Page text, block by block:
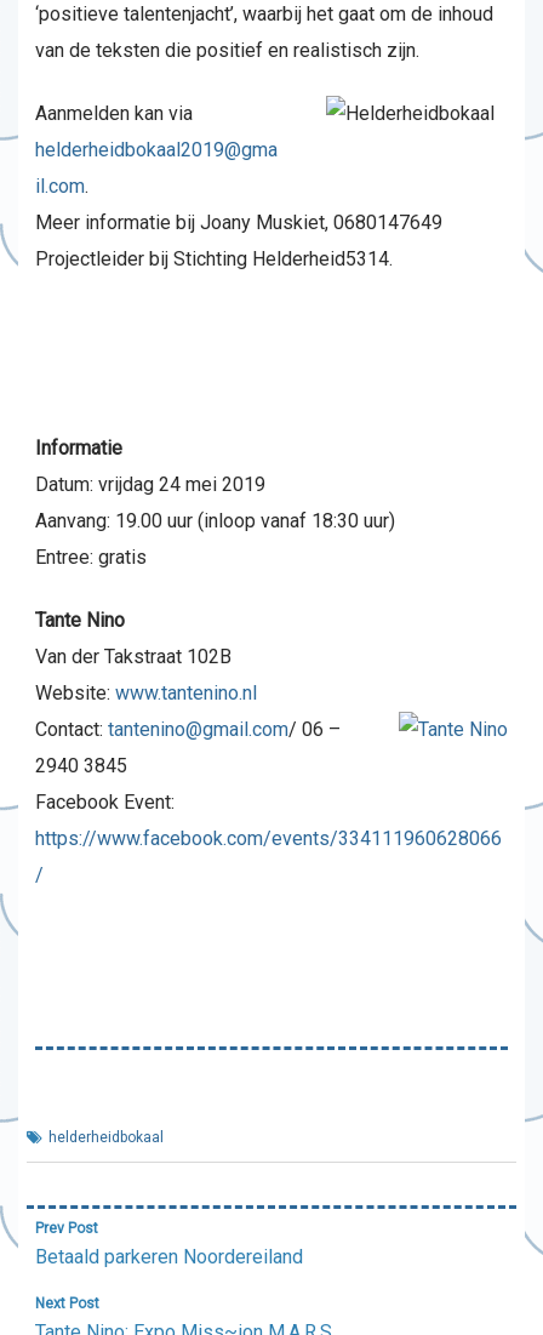
‘positieve talentenjacht’, waarbij het gaat om de inhoud
van de teksten die positief en realistisch zijn.
Aanmelden kan via
helderheidbokaal2019@gma
il.com.
Meer informatie bij Joany Muskiet, 0680147649
Projectleider bij Stichting Helderheid5314.
Informatie
Datum: vrijdag 24 mei 2019
Aanvang: 19.00 uur (inloop vanaf 18:30 uur)
Entree: gratis
Tante Nino
Van der Takstraat 102B
Website: www.tantenino.nl
Contact: tantenino@gmail.com/ 06 –
2940 3845
Facebook Event:
https://www.facebook.com/events/334111960628066
/
helderheidbokaal
Bericht
navigatie
Prev Post
Betaald parkeren Noordereiland
Next Post